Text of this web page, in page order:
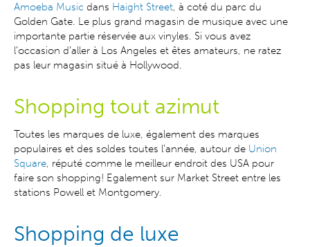
Amoeba Music dans Haight Street, à coté du parc du
Golden Gate. Le plus grand magasin de musique avec une
importante partie réservée aux vinyles. Si vous avez
l’occasion d’aller à Los Angeles et êtes amateurs, ne ratez
pas leur magasin situé à Hollywood.
Shopping tout azimut
Toutes les marques de luxe, également des marques
populaires et des soldes toutes l’année, autour de Union
Square, réputé comme le meilleur endroit des USA pour
faire son shopping! Egalement sur Market Street entre les
stations Powell et Montgomery.
Shopping de luxe